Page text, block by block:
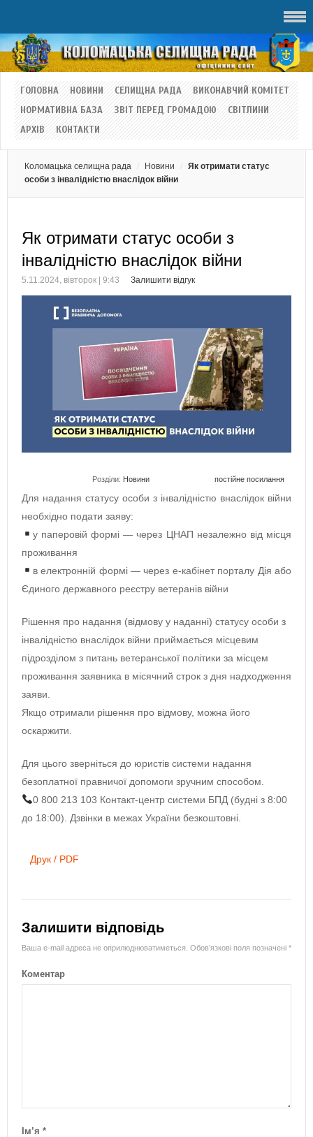
ГОЛОВНА НОВИНИ СЕЛИЩНА РАДА
ВИКОНАВЧИЙ КОМІТЕТ
НОРМАТИВНА БАЗА
ЗВІТ ПЕРЕД ГРОМАДОЮ
СВІТЛИНИ
АРХІВ
КОНТАКТИ
Коломацька селищна рада Новини
Як отримати статус
особи з інвалідністю внаслідок війни
Як отримати статус особи з
інвалідністю внаслідок війни
5.11.2024, вівторок | 9:43 Залишити відгук
Розділи: Новини постійне посилання
Для надання статусу особи з інвалідністю внаслідок війни
необхідно подати заяву:
у паперовій формі — через ЦНАП незалежно від місця
проживання
в електронній формі — через е-кабінет порталу Дія або
Єдиного державного реєстру ветеранів війни
Рішення про надання (відмову у наданні) статусу особи з
інвалідністю внаслідок війни приймається місцевим
підрозділом з питань ветеранської політики за місцем
проживання заявника в місячний строк з дня надходження
заяви.
Якщо отримали рішення про відмову, можна його
оскаржити.
Для цього зверніться до юристів системи надання
безоплатної правничої допомоги зручним способом.
0 800 213 103 Контакт-центр системи БПД (будні з 8:00
до 18:00). Дзвінки в межах України безкоштовні.
Друк / PDF
Залишити відповідь
Ваша e-mail адреса не оприлюднюватиметься. Обов’язкові поля позначені *
Коментар
Ім’я *